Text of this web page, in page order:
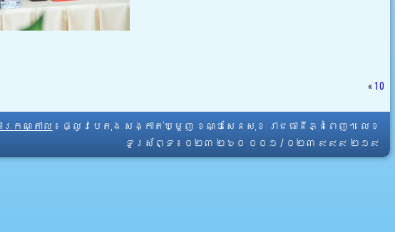
«10
រកណ្តាល ៖ ផ្លូវបេតុង សង្កាត់ឃ្មួញ ខណ្ឌសែនសុខ រាជធានីភ្នំពេញ។ លេខ
ទូរស័ព្ទ ៖ ០២៣ ២៦០ ០០១ / ០២៣ ៩៩៩ ២១៩